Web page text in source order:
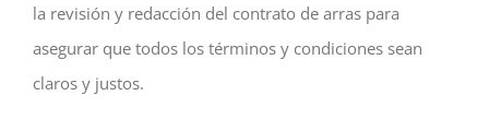
la revisión y redacción del contrato de arras para
asegurar que todos los términos y condiciones sean
claros y justos.